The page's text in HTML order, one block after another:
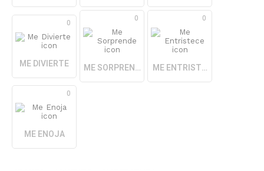
0
ME DIVIERTE
0
ME SORPRENDE
0
ME ENTRISTECE
0
ME ENOJA